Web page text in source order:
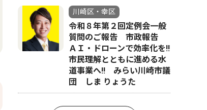
川崎区・幸区
令和８年第２回定例会一般
質問のご報告 市政報告
ＡＩ・ドローンで効率化を!!
市民理解とともに進める水
道事業へ!! みらい川崎市議
団 しま りょうた